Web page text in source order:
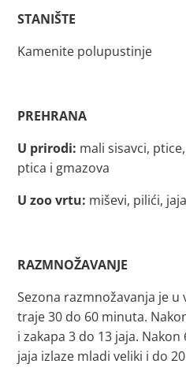
STANIŠTE
Kamenite polupustinje
PREHRANA
U prirodi: mali sisavci,
ptica i gmazova
U zoo vrtu: miševi, pilići, jaja
RAZMNOŽAVANJE
Sezona razmnožavanja je
traje 30 do 60 minuta.
i zakapa 3 do 13 jaja.
jaja izlaze mladi veliki i do